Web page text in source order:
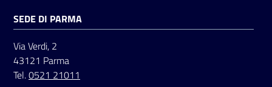
SEDE DI PARMA
Via Verdi, 2
43121 Parma
Tel.0521 21011